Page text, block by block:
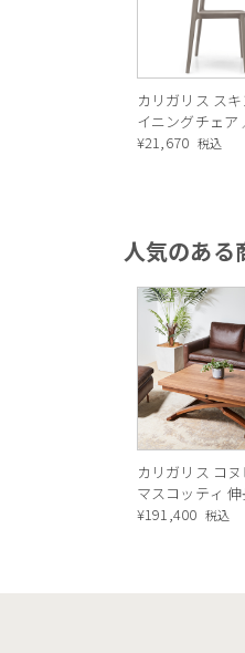
カリガリス スキ
イニングチェア
Calligaris SKIN
¥21,670 税込
人気のある
カリガリス コヌ
マスコッティ 伸
昇降式テーブル ／
¥191,400 税込